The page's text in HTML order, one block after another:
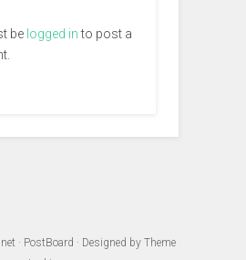
be logged into post a
· PostBoard · Designed by Theme